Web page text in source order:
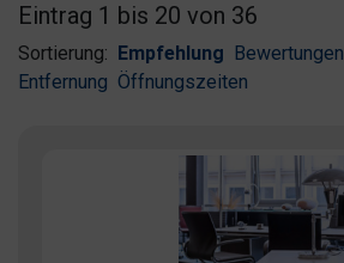
Eintrag 1 bis 20 von 36
Sortierung: Empfehlung Bewertungen
Entfernung Öffnungszeiten